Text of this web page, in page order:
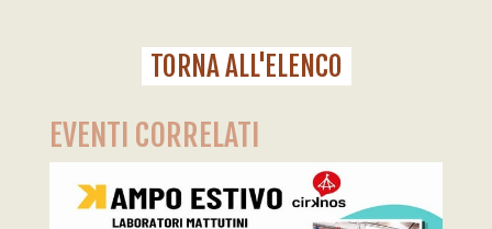
TORNA ALL'ELENCO
EVENTI CORRELATI